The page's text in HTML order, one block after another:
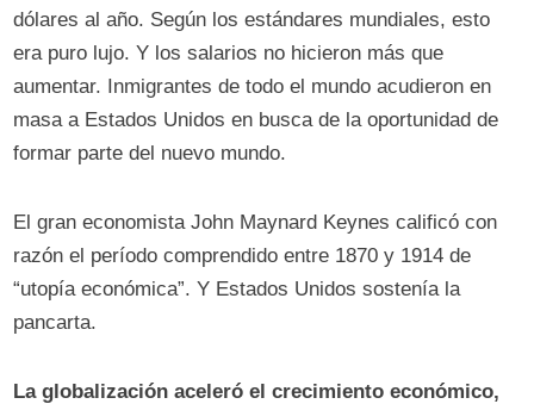
dólares al año. Según los estándares mundiales, esto
era puro lujo. Y los salarios no hicieron más que
aumentar. Inmigrantes de todo el mundo acudieron en
masa a Estados Unidos en busca de la oportunidad de
formar parte del nuevo mundo.
El gran economista John Maynard Keynes calificó con
razón el período comprendido entre 1870 y 1914 de
“utopía económica”. Y Estados Unidos sostenía la
pancarta.
La globalización aceleró el crecimiento económico,